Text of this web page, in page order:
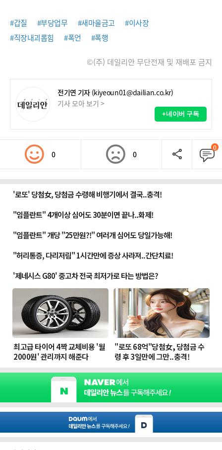
#갑질 #부당업무 #새마을금고
#이사장
#직장내괴롭힘
#폭언 #폭행
©(주) 데일리안 무단전재 및 재배포 금지
전기연 기자 (kiyeoun01@dailian.co.kr)
기사 모아 보기 >
+네이버 구독
0 0
0